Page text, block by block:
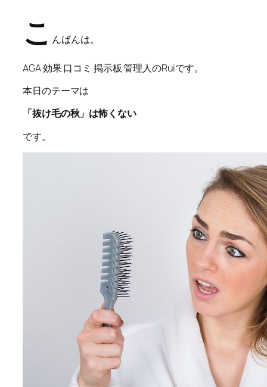
こ んばんは。
AGA 効果 口コミ 掲示板 管理人のRuiです。
本日のテーマは
「抜け毛の秋」は怖くない
です。